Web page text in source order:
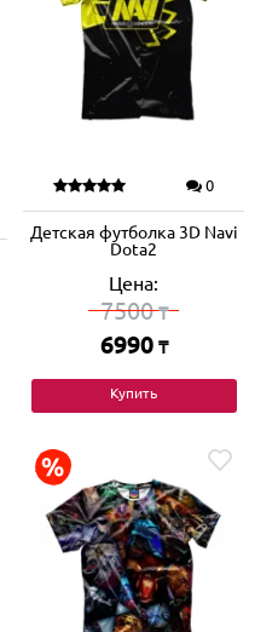
0
Детская футболка 3D Navi
Dota2
Цена:
7500₸
6990 ₸
Купить